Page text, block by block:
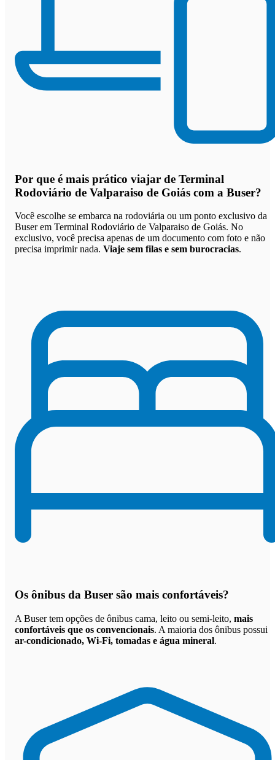
Por que é mais prático viajar de Terminal
Rodoviário de Valparaiso de Goiás com a Buser?
Você escolhe se embarca na rodoviária ou um ponto exclusivo da
Buser em Terminal Rodoviário de Valparaiso de Goiás. No
exclusivo, você precisa apenas de um documento com foto e não
precisa imprimir nada. Viaje sem filas e sem burocracias.
Os ônibus da Buser são mais confortáveis?
A Buser tem opções de ônibus cama, leito ou semi-leito, mais
confortáveis que os convencionais. A maioria dos ônibus possui
ar-condicionado, Wi-Fi, tomadas e água mineral.